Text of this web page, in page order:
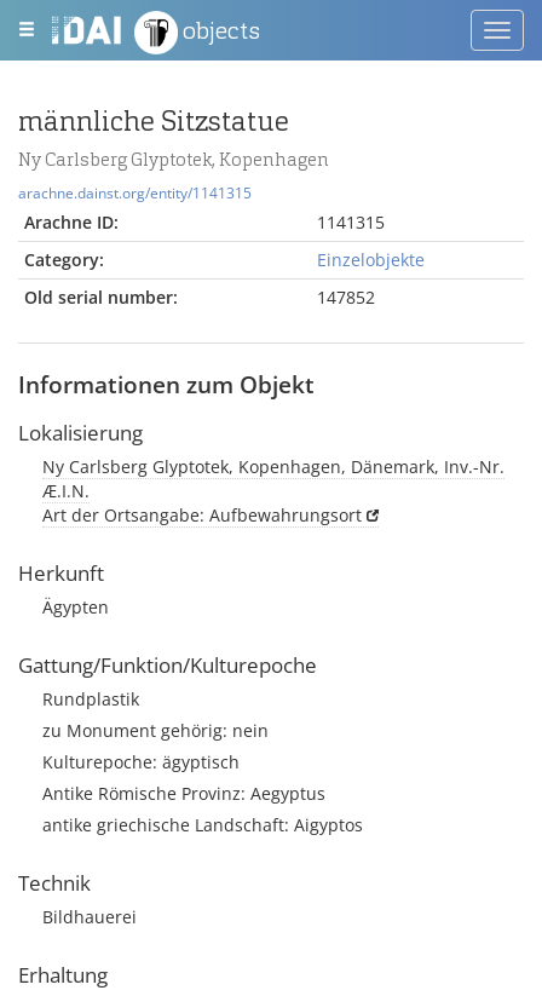
objects
männliche Sitzstatue
Ny Carlsberg Glyptotek, Kopenhagen
arachne.dainst.org/entity/1141315
Arachne ID:
1141315
Category:
Einzelobjekte
Old serial number:
147852
Informationen zum Objekt
Lokalisierung
Ny Carlsberg Glyptotek, Kopenhagen, Dänemark, Inv.-Nr.
Æ.I.N.
Art der Ortsangabe: Aufbewahrungsort
Herkunft
Ägypten
Gattung/Funktion/Kulturepoche
Rundplastik
zu Monument gehörig: nein
Kulturepoche: ägyptisch
Antike Römische Provinz: Aegyptus
antike griechische Landschaft: Aigyptos
Technik
Bildhauerei
Erhaltung